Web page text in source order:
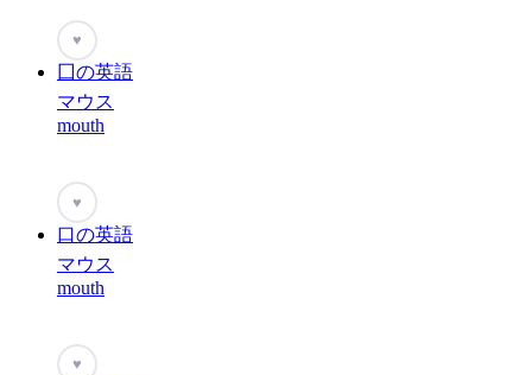
♥
囗の英語
マウス
mouth
♥
口の英語
マウス
mouth
♥